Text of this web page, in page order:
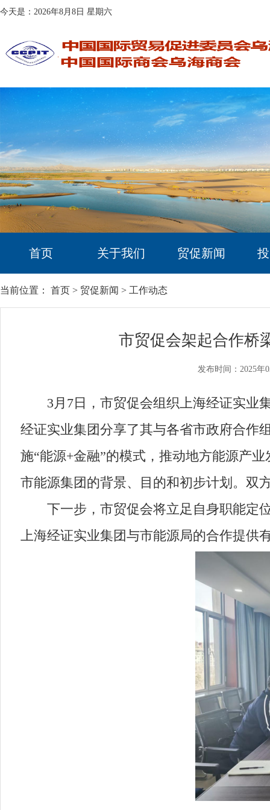
今天是：2026年8月8日 星期六
首页 关于我们 贸促新闻
当前位置： 首页 > 贸促新闻 > 工作动态
市贸促会架起合作桥
发布时间：2025年
3月7日，市贸促会组织上海经证实业集
经证实业集团分享了其与各省市政府合作
施“能源+金融”的模式，推动地方能源产
市能源集团的背景、目的和初步计划。双
下一步，市贸促会将立足自身职能定位
上海经证实业集团与市能源局的合作提